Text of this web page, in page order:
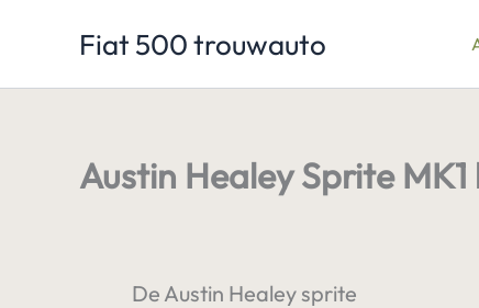
Fiat 500 trouwauto
Austin Healey Sprite MK1
De Austin Healey sprite